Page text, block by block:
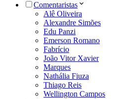
Comentaristas
Alê Oliveira
Alexandre Simões
Edu Panzi
Emerson Romano
Fabrício
João Vitor Xavier
Marques
Nathália Fiuza
Thiago Reis
Wellington Campos